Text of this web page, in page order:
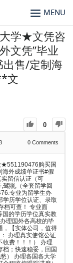
MENU
学★文凭咨
文凭”毕业
出售/定制海
文
0
0 Comments
购买国
海外成绩单证书#假
留信认证（可
驾照,（全套留学回
专业为留学生办
学历学位认证、录取
档可查！ 专业面
国的学历学位真实教
理国外各高校的毕
，【实体公司，值得
办理真实使馆公证
收费！！！） 办理
档；快速稳妥，回国
） 办理各国各大学